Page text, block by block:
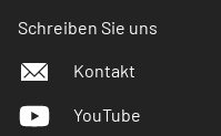
Schreiben Sie uns
Kontakt
YouTube